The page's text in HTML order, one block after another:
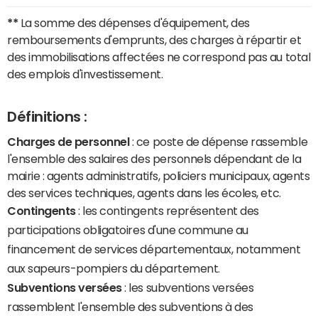
** La somme des dépenses d'équipement, des
remboursements d'emprunts, des charges à répartir et
des immobilisations affectées ne correspond pas au total
des emplois d'investissement.
Définitions :
Charges de personnel : ce poste de dépense rassemble
l'ensemble des salaires des personnels dépendant de la
mairie : agents administratifs, policiers municipaux, agents
des services techniques, agents dans les écoles, etc.
Contingents: les contingents représentent des
participations obligatoires d'une commune au
financement de services départementaux, notamment
aux sapeurs-pompiers du département.
Subventions versées: les subventions versées
rassemblent l'ensemble des subventions à des